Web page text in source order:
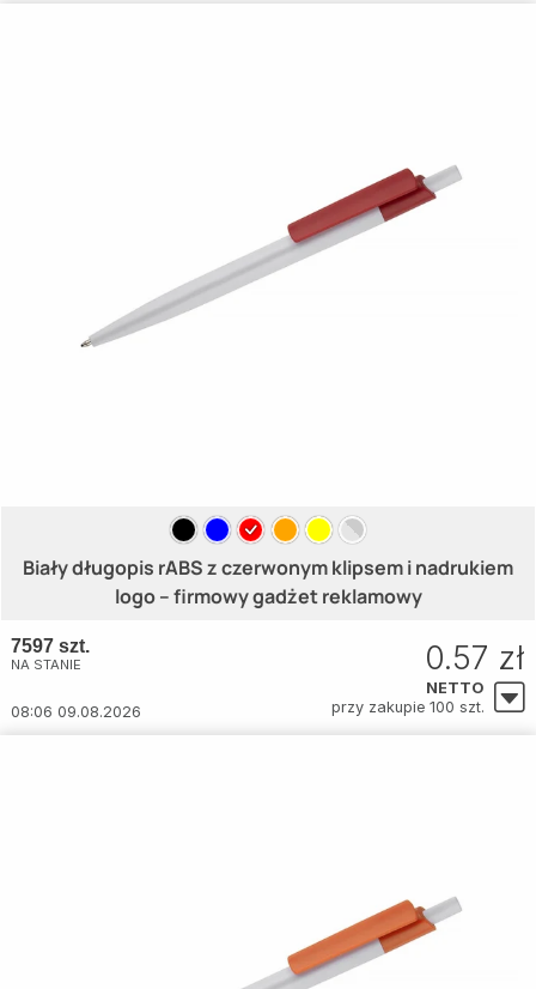
Biały długopis rABS z czerwonym klipsem i nadrukiem
logo – firmowy gadżet reklamowy
7597 szt.
NA STANIE
08:06 09.08.2026
0.57 zł
NETTO
przy zakupie 100 szt.